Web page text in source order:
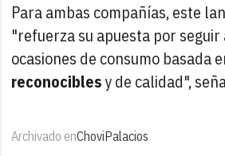
Para ambas compañías, este
"refuerza su apuesta por
ocasiones de consumo basada
reconociblesy de calidad",
Archivado enChoviPalacios